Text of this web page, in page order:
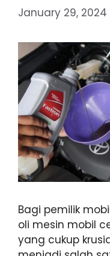
January 29, 2024
Bagi pemilik
oli mesin mobil
yang cukup